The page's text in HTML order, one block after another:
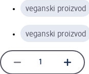
veganski proizvod
veganski proizvod